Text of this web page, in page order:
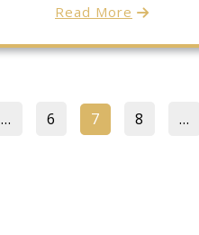
Read More
Posts
pagination
… Page
6 Page
7 Page
8 …